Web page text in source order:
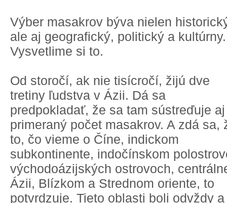
Výber masakrov býva nielen
ale aj geografický, politický a kultúrny.
Vysvetlime si to.
Od storočí, ak nie tisícročí, žijú dve
tretiny ľudstva v Ázii. Dá sa
predpokladať, že sa tam sústreďuje aj
primeraný počet masakrov. A zdá sa,
to, čo vieme o Číne, indickom
subkontinente, indočínskom
východoázijských ostrovoch,
Ázii, Blízkom a Strednom oriente, to
potvrdzuje. Tieto oblasti boli odvždy a